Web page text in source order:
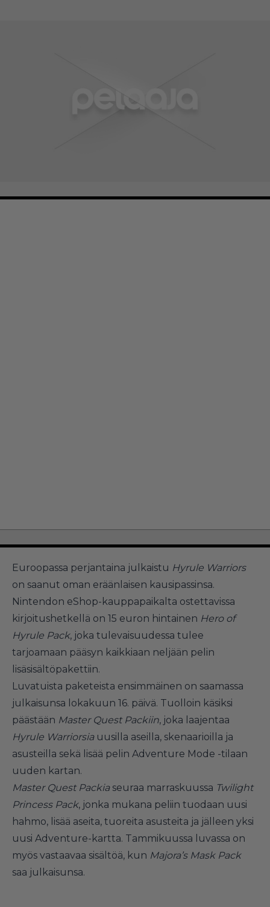
Euroopassa perjantaina julkaistu Hyrule Warriors
on saanut oman eräänlaisen kausipassinsa.
Nintendon eShop-kauppapaikalta ostettavissa
kirjoitushetkellä on 15 euron hintainen Hero of
Hyrule Pack, joka tulevaisuudessa tulee
tarjoamaan pääsyn kaikkiaan neljään pelin
lisäsisältöpakettiin.
Luvatuista paketeista ensimmäinen on saamassa
julkaisunsa lokakuun 16. päivä. Tuolloin käsiksi
päästään Master Quest Packiin, joka laajentaa
Hyrule Warriorsiauusilla aseilla, skenaarioilla ja
asusteilla sekä lisää pelin Adventure Mode -tilaan
uuden kartan.
Master Quest Packiaseuraa marraskuussa Twilight
Princess Pack, jonka mukana peliin tuodaan uusi
hahmo, lisää aseita, tuoreita asusteita ja jälleen yksi
uusi Adventure-kartta. Tammikuussa luvassa on
myös vastaavaa sisältöä, kun Majora’s Mask Pack
saa julkaisunsa.